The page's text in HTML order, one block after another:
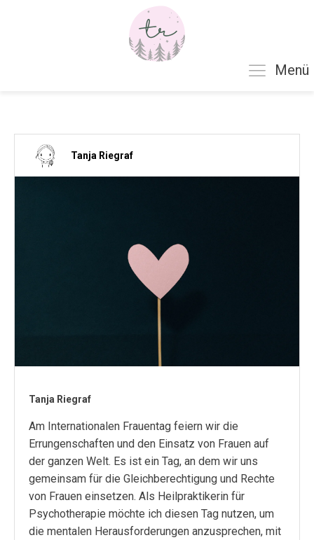
Menü
Tanja Riegraf
Tanja Riegraf
Am Internationalen Frauentag feiern wir die
Errungenschaften und den Einsatz von Frauen auf
der ganzen Welt. Es ist ein Tag, an dem wir uns
gemeinsam für die Gleichberechtigung und Rechte
von Frauen einsetzen. Als Heilpraktikerin für
Psychotherapie möchte ich diesen Tag nutzen, um
die mentalen Herausforderungen anzusprechen, mit